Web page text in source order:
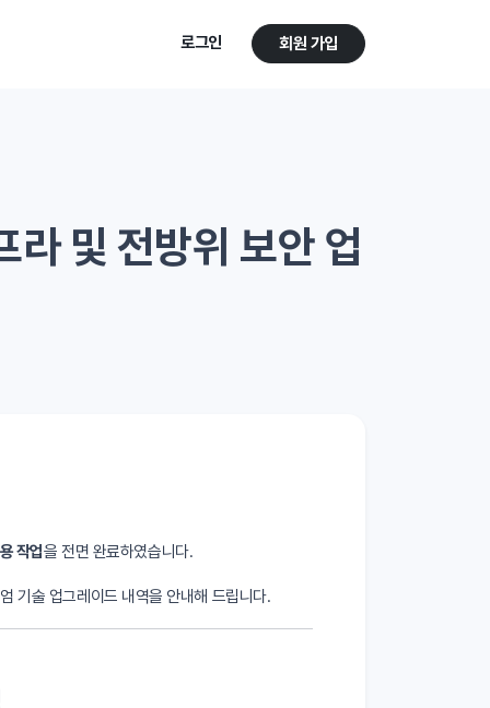
로그인 회원 가입
및 전방위 보안 업
작업을 전면 완료하였습니다.
기술 업그레이드 내역을 안내해 드립니다.